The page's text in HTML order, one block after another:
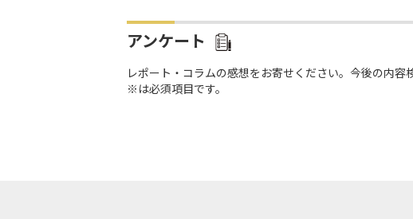
アンケート
レポート・コラムの感想をお寄せください。今後の内容
※は必須項目です。